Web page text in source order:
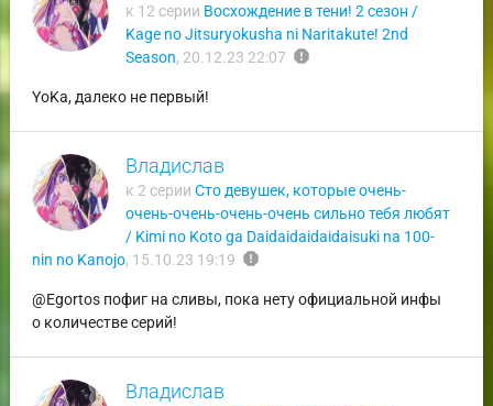
к 12 серии Восхождение в тени! 2 сезон /
Kage no Jitsuryokusha ni Naritakute! 2nd
Season, 20.12.23 22:07 report
YoKa, далеко не первый!
Владислав
к 2 серии Сто девушек, которые очень-
очень-очень-очень-очень сильно тебя любят
/ Kimi no Koto ga Daidaidaidaidaisuki na 100-
nin no Kanojo, 15.10.23 19:19 report
@Egortos пофиг на сливы, пока нету официальной инфы
о количестве серий!
Владислав